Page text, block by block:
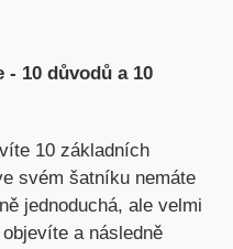
- 10 důvodů a 10
10 základních
svém šatníku nemáte
jednoduchá, ale velmi
a následně